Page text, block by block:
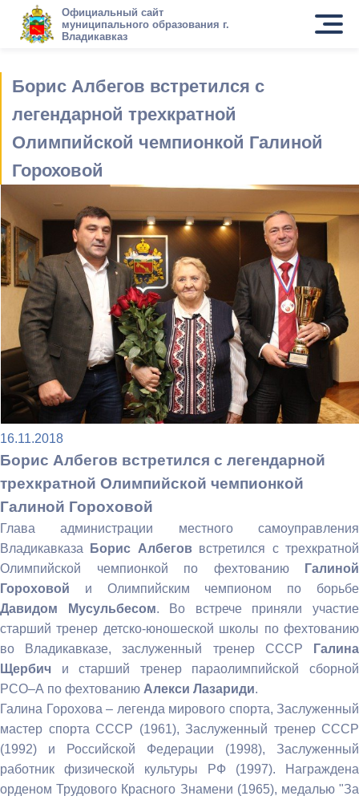
Официальный сайт
муниципального образования г.
Владикавказ
Борис Албегов встретился с
легендарной трехкратной
Олимпийской чемпионкой Галиной
Гороховой
16.11.2018
Борис Албегов встретился с легендарной
трехкратной Олимпийской чемпионкой
Галиной Гороховой
Глава администрации местного самоуправления
Владикавказа
Борис Албегов встретился с трехкратной
Олимпийской чемпионкой по фехтованию
Галиной
Гороховой и Олимпийским чемпионом по борьбе
Давидом Мусульбесом. Во встрече приняли участие
старший тренер детско-юношеской школы по фехтованию
во Владикавказе, заслуженный тренер СССР
Галина
Щербич и старший тренер параолимпийской сборной
РСО–А по фехтованию Алекси Лазариди.
Галина Горохова – легенда мирового спорта, Заслуженный
мастер спорта СССР (1961), Заслуженный тренер СССР
(1992) и Российской Федерации (1998), Заслуженный
работник физической культуры РФ (1997). Награждена
орденом Трудового Красного Знамени (1965), медалью "За